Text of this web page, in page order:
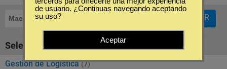
Maestrías FILTRAR
Seleccione la SubCategoría de "Logística"
Gestión de Logística (7)
de usuario. ¿Continuas navegando aceptando
su uso?
Aceptar